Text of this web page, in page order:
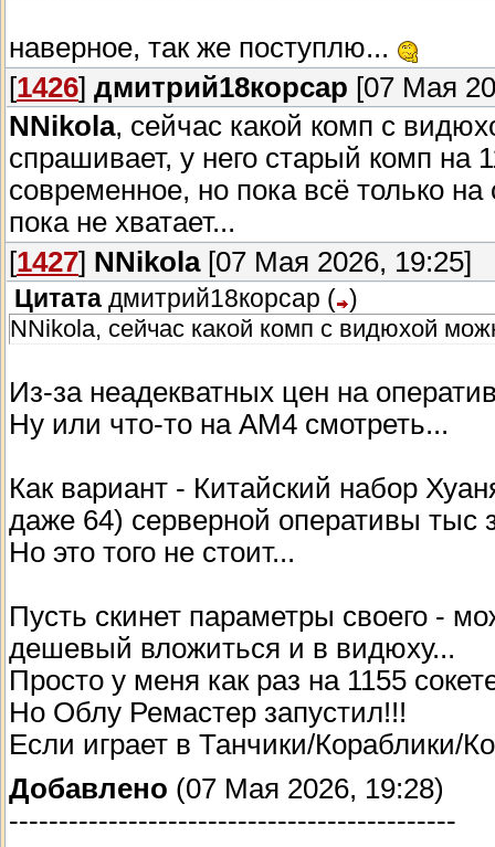
наверное, так же поступлю...
[1426] дмитрий18корсар [07 Мая
NNikola, сейчас какой комп с
спрашивает, у него старый комп на
современное, но пока всё только
пока не хватает...
[1427] NNikola[07 Мая 2026, 19:25]
Цитата дмитрий18корсар ( )
NNikola, сейчас какой комп с видюхой
Из-за неадекватных цен на
Ну или что-то на АМ4 смотреть...
Как вариант - Китайский набор
даже 64) серверной оперативы тыс
Но это того не стоит...
Пусть скинет параметры своего -
дешевый вложиться и в видюху...
Просто у меня как раз на 1155
Но Облу Ремастер запустил!!!
Если играет в Танчики/Кораблики/
Добавлено (07 Мая 2026, 19:28)
---------------------------------------------